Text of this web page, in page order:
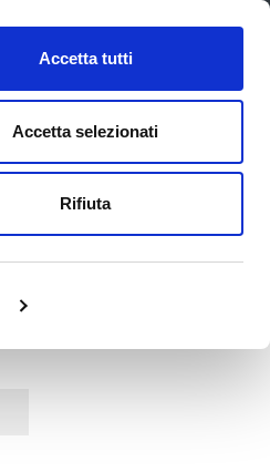
Accetta tutti
Accetta selezionati
Rifiuta
CONTATTI URP SERVIZI ONLINE
FacebookTwitterInstagram
LinkedIn